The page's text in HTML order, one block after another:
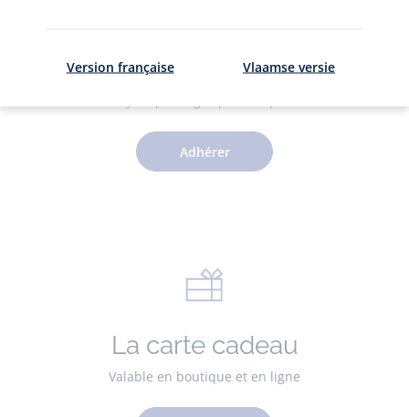
Le Club Jacadi
Adhérer
La carte cadeau
Valable en boutique et en ligne
Version française Vlaamse versie